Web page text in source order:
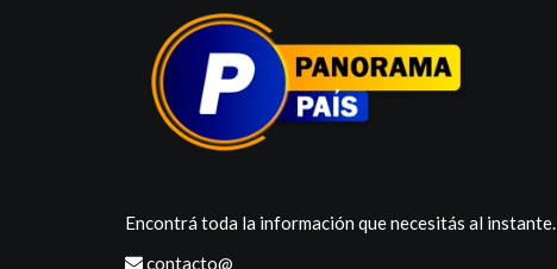
Encontrá toda la información que necesitás al instante.
contacto@